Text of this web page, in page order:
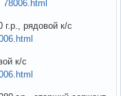
рядовой к/с
к/с